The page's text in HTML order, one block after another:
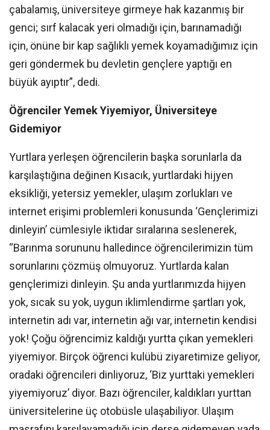
çabalamış, üniversiteye girmeye hak kazanmış bir
genci; sırf kalacak yeri olmadığı için, barınamadığı
için, önüne bir kap sağlıklı yemek koyamadığımız için
geri göndermek bu devletin gençlere yaptığı en
büyük ayıptır”, dedi.
Öğrenciler Yemek Yiyemiyor, Üniversiteye
Gidemiyor
Yurtlara yerleşen öğrencilerin başka sorunlarla da
karşılaştığına değinen Kısacık, yurtlardaki hijyen
eksikliği, yetersiz yemekler, ulaşım zorlukları ve
internet erişimi problemleri konusunda ‘Gençlerimizi
dinleyin’ cümlesiyle iktidar sıralarına seslenerek,
“Barınma sorununu halledince öğrencilerimizin tüm
sorunlarını çözmüş olmuyoruz. Yurtlarda kalan
gençlerimizi dinleyin. Şu anda yurtlarımızda hijyen
yok, sıcak su yok, uygun iklimlendirme şartları yok,
internetin adı var, internetin ağı var, internetin kendisi
yok! Çoğu öğrencimiz kaldığı yurtta çıkan yemekleri
yiyemiyor. Birçok öğrenci kulübü ziyaretimize geliyor,
oradaki öğrencileri dinliyoruz, ‘Biz yurttaki yemekleri
yiyemiyoruz’ diyor. Bazı öğrenciler, kaldıkları yurttan
üniversitelerine üç otobüsle ulaşabiliyor. Ulaşım